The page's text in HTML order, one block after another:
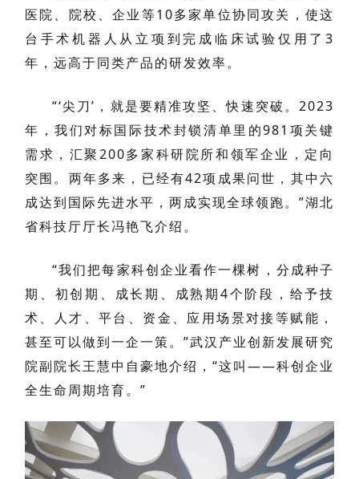
医院、院校、企业等10多家单位协同攻关，使这
台手术机器人从立项到完成临床试验仅用了3
年，远高于同类产品的研发效率。
“‘尖刀’，就是要精准攻坚、快速突破。2023
年，我们对标国际技术封锁清单里的981项关键
需求，汇聚200多家科研院所和领军企业，定向
突围。两年多来，已经有42项成果问世，其中六
成达到国际先进水平，两成实现全球领跑。”湖北
省科技厅厅长冯艳飞介绍。
“我们把每家科创企业看作一棵树，分成种子
期、初创期、成长期、成熟期4个阶段，给予技
术、人才、平台、资金、应用场景对接等赋能，
甚至可以做到一企一策。”武汉产业创新发展研究
院副院长王慧中自豪地介绍，“这叫——科创企业
全生命周期培育。”